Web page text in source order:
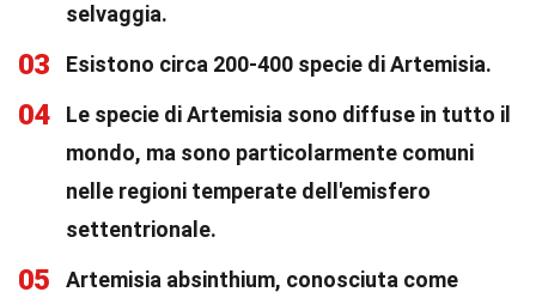
selvaggia.
03 Esistono circa 200-400 specie di Artemisia.
04
Le specie di Artemisia sono diffuse in tutto il
mondo, ma sono particolarmente comuni
nelle regioni temperate dell'emisfero
settentrionale.
05
Artemisia absinthium, conosciuta come